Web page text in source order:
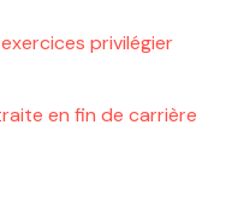
privilégier
en fin de carrière